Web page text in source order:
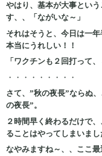
やはり、基本が大事とい
す、、「ながいな～」
それはそうと、今日は一
本当にうれしい！！
「ワクチンも２回打って
・・・・・・・・・
さて、”秋の夜長”ならぬ
の夜長”。
２時間早く終わるだけで
ることはやってしまいまし
なやみますね～、、ここ